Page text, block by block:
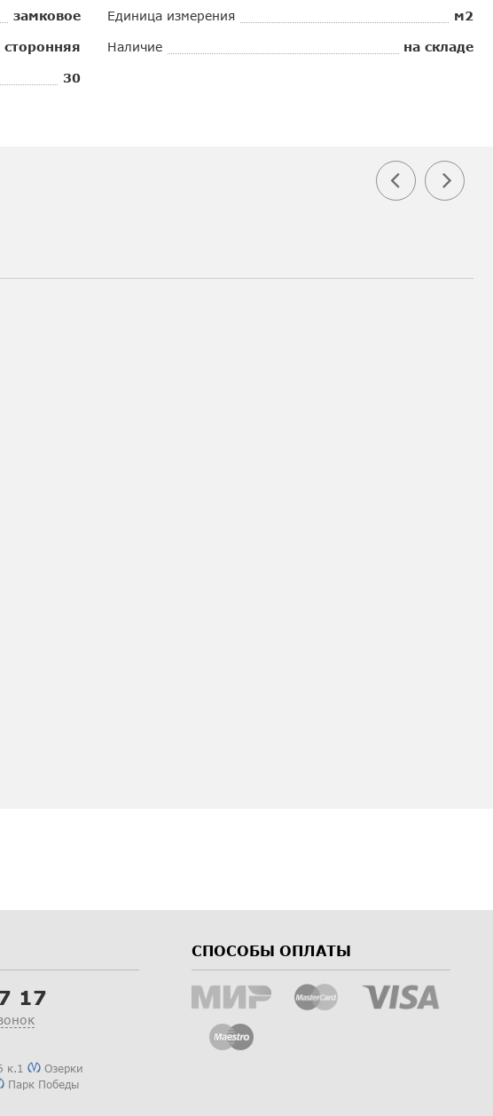
замковое
сторонняя
30
Единица измерения м2
Наличие на складе
17
к.1
Озерки
Парк Победы
СПОСОБЫ ОПЛАТЫ